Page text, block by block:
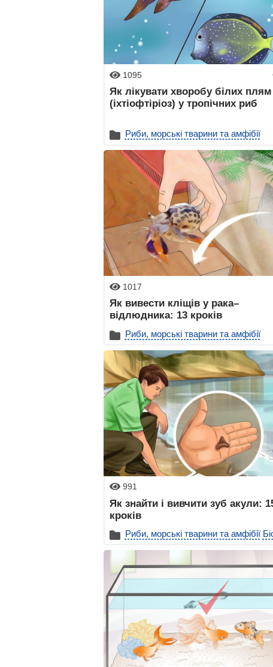
1095
Як лікувати хворобу білих плям
(іхтіофтіріоз) у тропічних риб
Риби, морські тварини та амфібії
1017
Як вивести кліщів у рака–
відлюдника: 13 кроків
Риби, морські тварини та амфібії
991
Як знайти і вивчити зуб акули:
кроків
Риби, морські тварини та амфібії